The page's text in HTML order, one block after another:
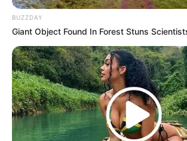
(foto: instagram/
5. Dengan busana serba putih dalam sesi
BUZZDAY
Giant Object Found In Forest Stuns